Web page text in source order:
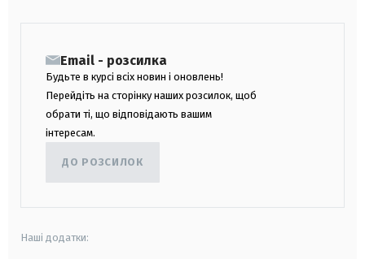
Email - розсилка
Будьте в курсі всіх новин і оновлень!
Перейдіть на сторінку наших розсилок, щоб
обрати ті, що відповідають вашим
інтересам.
ДО РОЗСИЛОК
Наші додатки: